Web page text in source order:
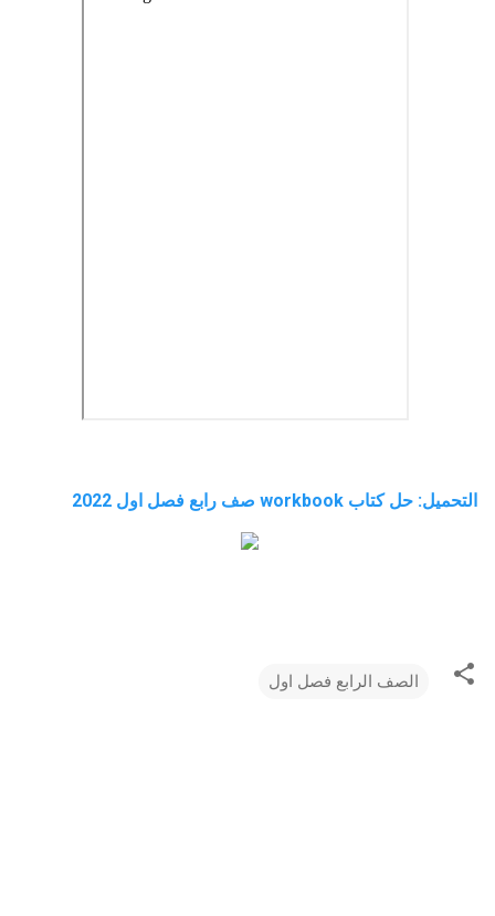
التحميل:حل كتابworkbook صف رابع فصل اول 2022
الصف الرابع فصل اول